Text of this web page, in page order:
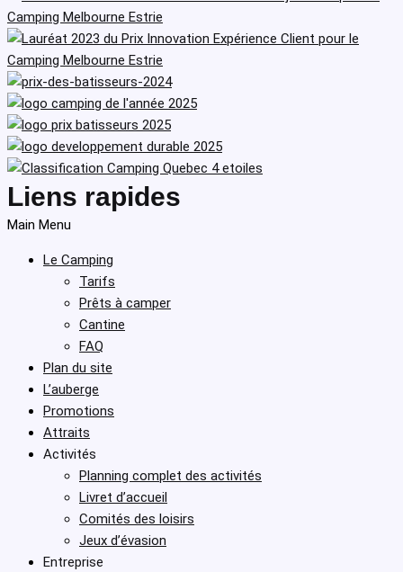
Liens rapides
Main Menu
Le Camping
Tarifs
Prêts à camper
Cantine
FAQ
Plan du site
L’auberge
Promotions
Attraits
Activités
Planning complet des activités
Livret d’accueil
Comités des loisirs
Jeux d’évasion
Entreprise